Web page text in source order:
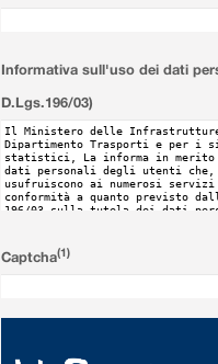
Informativa sull'uso dei dati
D.Lgs.196/03)
Captcha(1)